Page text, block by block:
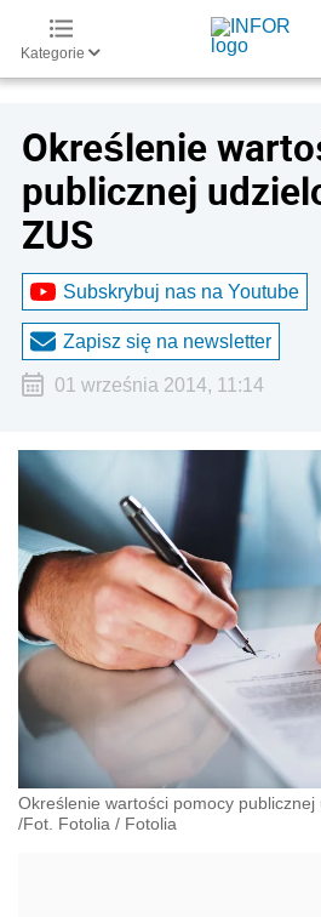
Kategorie
Określenie
publicznej
ZUS
Subskrybuj nas na Youtube
Zapisz się na newsletter
01 września 2014, 11:14
Określenie wartości pomocy publicznej
/Fot. Fotolia / Fotolia